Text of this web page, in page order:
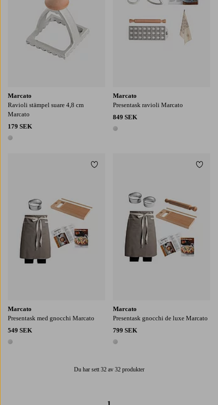
Marcato
Ravioli stämpel suare 4,8 cm
Marcato
179 SEK
1 färg
Marcato
Presentask ravioli Marcato
849 SEK
1 färg
Marcato
Presentask med gnocchi Marcato
549 SEK
1 färg
Lägg till i favoriter
Marcato
Presentask gnocchi de luxe Marcato
799 SEK
1 färg
Du har sett 32 av 32 produkter